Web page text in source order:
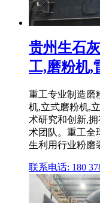
贵州生石
工,磨粉机,
重工专业制造磨
机,立式磨粉机,
术研究和创新,
术团队。重工全
生利用行业粉磨
联系电话: 180